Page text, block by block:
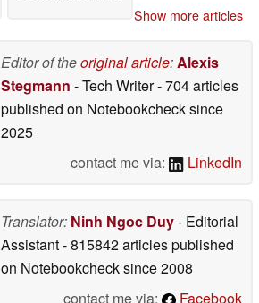
Show more articles
Editor of theoriginal article:Alexis
Stegmann - Tech Writer- 704 articles
published on Notebookchecksince
2025
contact me via:
LinkedIn
Translator: Ninh Ngoc Duy- Editorial
Assistant- 815842 articles published
on Notebookchecksince 2008
contact me via:
Facebook